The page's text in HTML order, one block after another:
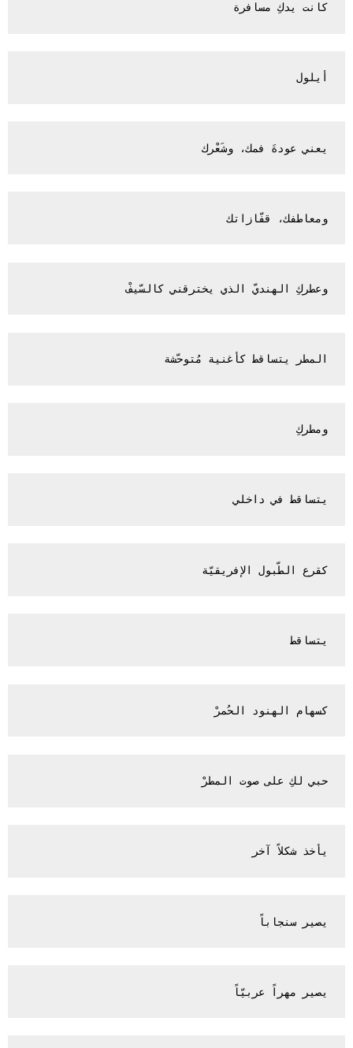
كانت يدكِ مسافرة
أيلول
يعني عودةَ فمك، وشَعْرك
ومعاطفك، قفّازاتك
وعطركِ الهنديّ الذي يخترقني كالسّيفْ
المطر يتساقط كأغنية مُتوحّشة
ومطركِ
يتساقط في داخلي
كقرع الطّبول الإفريقيّة
يتساقط
كسهام الهنود الحُمرْ
حبي لكِ على صوت المطرْ
يأخذ شكلاً آخر
يصير سنجاباً
يصير مهراً عربيّاً